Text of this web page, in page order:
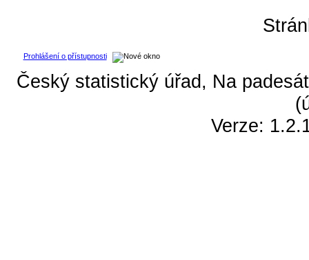
Prohlášení o přístupnosti
Český statistický úřad, Na
Verze: